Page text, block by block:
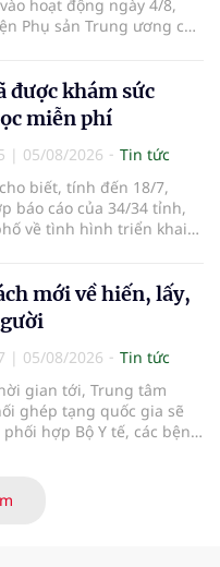
hoạt động ngày 4/8,
Phụ sản Trung ương cơ
tiên chào đời.
được khám sức
miễn phí
| 05/08/2026
Tin tức
biết, tính đến 18/7,
báo cáo của 34/34 tỉnh,
về tình hình triển khai
người, chiếm gần
số cả nước đã được khám
định kỳ năm nay.
mới về hiến, lấy,
| 05/08/2026
Tin tức
gian tới, Trung tâm
ghép tạng quốc gia sẽ
hợp Bộ Y tế, các bệnh
thông, hoàn thiện
chuyên môn và hệ thống